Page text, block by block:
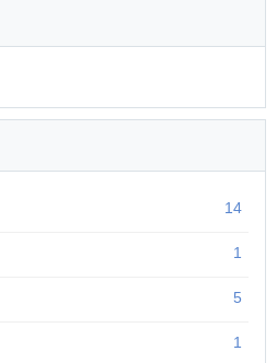
14
1
5
1